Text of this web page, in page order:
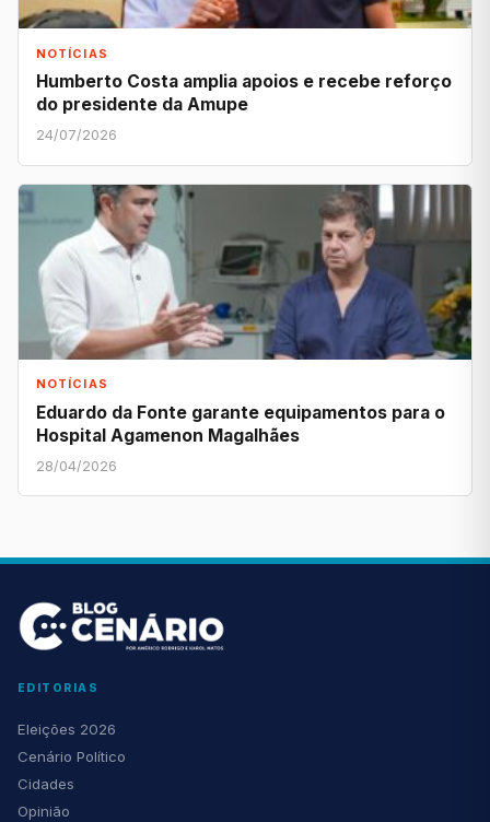
NOTÍCIAS
Humberto Costa amplia apoios e recebe reforço
do presidente da Amupe
24/07/2026
NOTÍCIAS
Eduardo da Fonte garante equipamentos para o
Hospital Agamenon Magalhães
28/04/2026
EDITORIAS
Eleições 2026
Cenário Político
Cidades
Opinião